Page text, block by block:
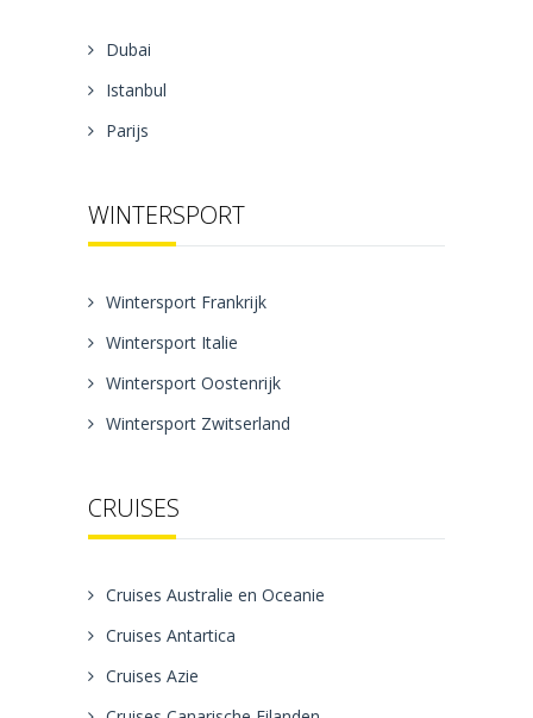
Dubai
Istanbul
Parijs
WINTERSPORT
Wintersport Frankrijk
Wintersport Italie
Wintersport Oostenrijk
Wintersport Zwitserland
CRUISES
Cruises Australie en Oceanie
Cruises Antartica
Cruises Azie